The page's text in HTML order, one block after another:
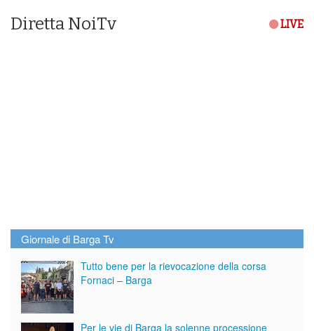
Diretta NoiTv LIVE
Giornale di Barga Tv
Tutto bene per la rievocazione della corsa
Fornaci – Barga
Per le vie di Barga la solenne processione